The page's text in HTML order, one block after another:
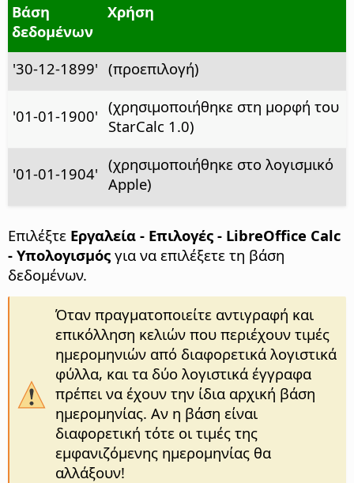
Βάση
δεδομένων
Χρήση
'30-12-1899' (προεπιλογή)
'01-01-1900' (χρησιμοποιήθηκε στη μορφή του
StarCalc 1.0)
'01-01-1904' (χρησιμοποιήθηκε στο λογισμικό
Apple)
Επιλέξτε Εργαλεία - Επιλογές - LibreOffice Calc
- Υπολογισμός για να επιλέξετε τη βάση
δεδομένων.
Όταν πραγματοποιείτε αντιγραφή και
επικόλληση κελιών που περιέχουν τιμές
ημερομηνιών από διαφορετικά λογιστικά
φύλλα, και τα δύο λογιστικά έγγραφα
πρέπει να έχουν την ίδια αρχική βάση
ημερομηνίας. Αν η βάση είναι
διαφορετική τότε οι τιμές της
εμφανιζόμενης ημερομηνίας θα
αλλάξουν!